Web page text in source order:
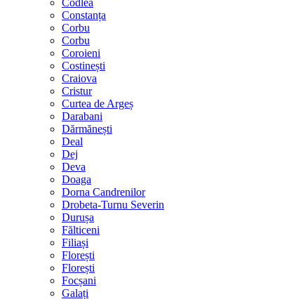
Codlea
Constanța
Corbu
Corbu
Coroieni
Costinești
Craiova
Cristur
Curtea de Argeș
Darabani
Dărmănești
Deal
Dej
Deva
Doaga
Dorna Candrenilor
Drobeta-Turnu Severin
Durușa
Fălticeni
Filiași
Florești
Florești
Focșani
Galați